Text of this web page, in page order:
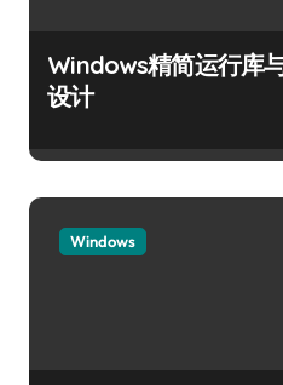
Windows精简运行库
设计
Windows